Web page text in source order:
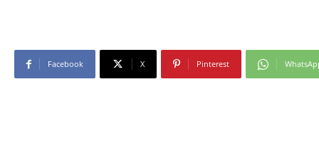
Facebook X Pinterest